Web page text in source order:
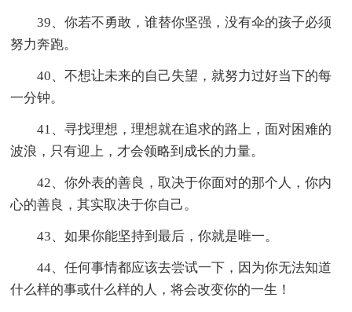
39、你若不勇敢，谁替你坚强，没有伞的孩子必须
努力奔跑。
40、不想让未来的自己失望，就努力过好当下的每
一分钟。
41、寻找理想，理想就在追求的路上，面对困难的
波浪，只有迎上，才会领略到成长的力量。
42、你外表的善良，取决于你面对的那个人，你内
心的善良，其实取决于你自己。
43、如果你能坚持到最后，你就是唯一。
44、任何事情都应该去尝试一下，因为你无法知道
什么样的事或什么样的人，将会改变你的一生！